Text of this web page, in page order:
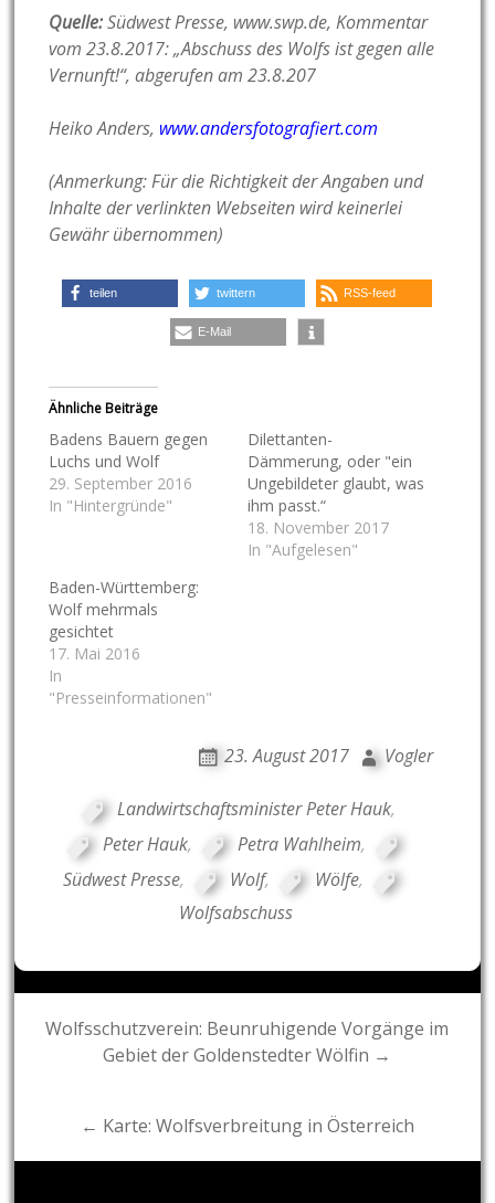
Quelle:Südwest Presse, www.swp.de, Kommentar
vom 23.8.2017: „Abschuss des Wolfs ist gegen alle
Vernunft!“, abgerufen am 23.8.207
Heiko Anders, www.andersfotografiert.com
(Anmerkung: Für die Richtigkeit der Angaben und
Inhalte der verlinkten Webseiten wird keinerlei
Gewähr übernommen)
teilen twittern RSS-feed
E-Mail
Ähnliche Beiträge
Badens Bauern gegen
Luchs und Wolf
29. September 2016
In "Hintergründe"
Dilettanten-
Dämmerung, oder "ein
Ungebildeter glaubt, was
ihm passt.“
18. November 2017
In "Aufgelesen"
Baden-Württemberg:
Wolf mehrmals
gesichtet
17. Mai 2016
In
"Presseinformationen"
23. August 2017 Vogler
Landwirtschaftsminister Peter Hauk,
Peter Hauk, Petra Wahlheim,
Südwest Presse, Wolf, Wölfe,
Wolfsabschuss
Post
navigation
Wolfsschutzverein: Beunruhigende Vorgänge im
Gebiet der Goldenstedter Wölfin →
← Karte: Wolfsverbreitung in Österreich